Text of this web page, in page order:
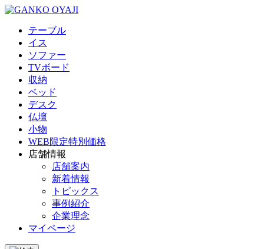
テーブル
イス
ソファー
TVボード
収納
ベッド
デスク
仏壇
小物
WEB限定特別価格
店舗情報
店舗案内
新着情報
トピックス
事例紹介
企業理念
マイページ